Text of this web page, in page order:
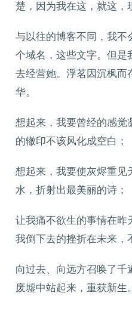
楚，因为我在这，就这，
与以往的博客不同，我不
个域名，这些文字。但是
去经营她。浮茗因沉枫而
华。
想起来，我要曾经的感觉
的辙印不该风化成空白；
想起来，我要使灰烬重见
水，折射出最美丽的诗；
让我痛不欲生的事情在昨
我倒下去的挫折在未来，
向过去、向远方召唤了千
废墟中站起来，重获新生。